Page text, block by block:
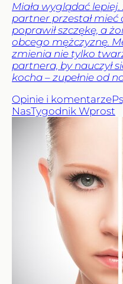
Miała wyglądać
partner przestał mieć
poprawił szczękę, a
obcego mężczyznę.
zmienia nie tylko
partnera, by nauczył
kocha – zupełnie od
Opinie i komentarze
NasTygodnik Wprost